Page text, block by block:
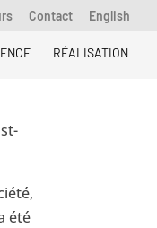
Contact English
RÉALISATION
été